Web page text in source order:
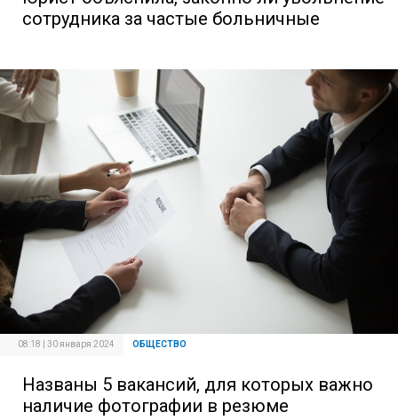
сотрудника за частые больничные
08:18 | 30 января 2024 ОБЩЕСТВО
Названы 5 вакансий, для которых важно
наличие фотографии в резюме